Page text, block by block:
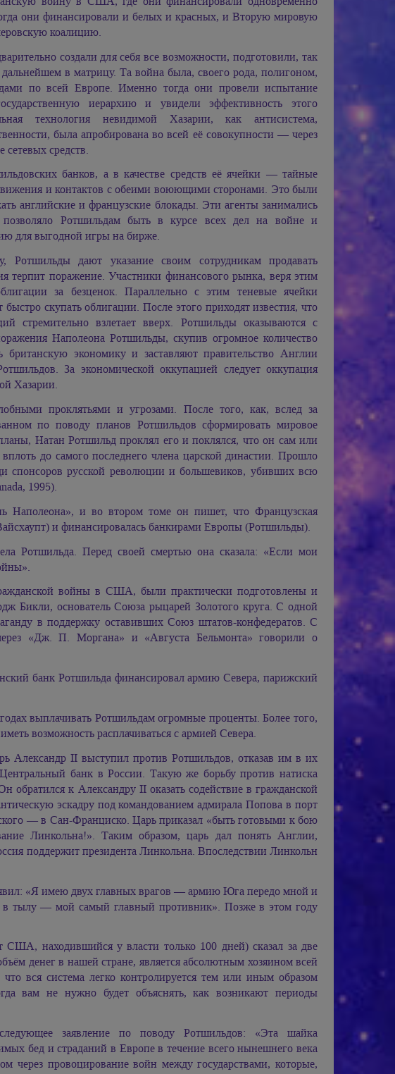
они финансировали и белых и красных, и Вторую мировую
коалицию.
создали для себя все возможности, подготовили, так
в матрицу. Та война была, своего рода, полигоном,
по всей Европе. Именно тогда они провели испытание
иерархию и увидели эффективность этого
технология невидимой Хазарии, как антисистема,
была апробирована во всей её совокупности — через
сетевых средств.
банков, а в качестве средств её ячейки — тайные
и контактов с обеими воюющими сторонами. Это были
английские и французские блокады. Эти агенты занимались
Ротшильдам быть в курсе всех дел на войне и
для выгодной игры на бирже.
дают указание своим сотрудникам продавать
терпит поражение. Участники финансового рынка, веря этим
за безценок. Параллельно с этим теневые ячейки
скупать облигации. После этого приходят известия, что
стремительно взлетает вверх. Ротшильды оказываются с
Наполеона Ротшильды, скупив огромное количество
экономику и заставляют правительство Англии
За экономической оккупацией следует оккупация
Хазарии.
проклятьями и угрозами. После того, как, вслед за
по поводу планов Ротшильдов сформировать мировое
Натан Ротшильд проклял его и поклялся, что он сам или
до самого последнего члена царской династии. Прошло
спонсоров русской революции и большевиков, убивших всю
1995).
Наполеона», и во втором томе он пишет, что Французская
и финансировалась банкирами Европы (Ротшильды).
Ротшильда. Перед своей смертью она сказала: «Если мои
войны в США, были практически подготовлены и
Бикли, основатель Союза рыцарей Золотого круга. С одной
в поддержку оставивших Союз штатов-конфедератов. С
«Дж. П. Моргана» и «Августа Бельмонта» говорили о
банк Ротшильда финансировал армию Севера, парижский
выплачивать Ротшильдам огромные проценты. Более того,
возможность расплачиваться с армией Севера.
Александр II выступил против Ротшильдов, отказав им в их
банк в России. Такую же борьбу против натиска
к Александру II оказать содействие в гражданской
эскадру под командованием адмирала Попова в порт
— в Сан-Франциско. Царь приказал «быть готовыми к бою
Линкольна!». Таким образом, царь дал понять Англии,
поддержит президента Линкольна. Впоследствии Линкольн
«Я имею двух главных врагов — армию Юга передо мной и
в тылу — мой самый главный противник». Позже в этом году
находившийся у власти только 100 дней) сказал за две
денег в нашей стране, является абсолютным хозяином всей
вся система легко контролируется тем или иным образом
вам не нужно будет объяснять, как возникают периоды
заявление по поводу Ротшильдов: «Эта шайка
бед и страданий в Европе в течение всего нынешнего века
через провоцирование войн между государствами, которые,